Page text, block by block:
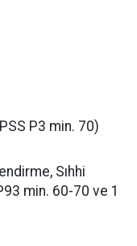
P3 min. 70)
Sıhhi
min. 60-70 ve 1